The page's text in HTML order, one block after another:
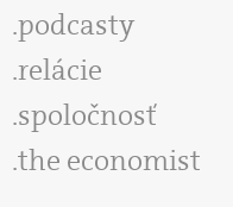
podcasty
relácie
spoločnosť
the economist